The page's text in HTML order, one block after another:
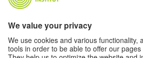
Privacy and Accessibility